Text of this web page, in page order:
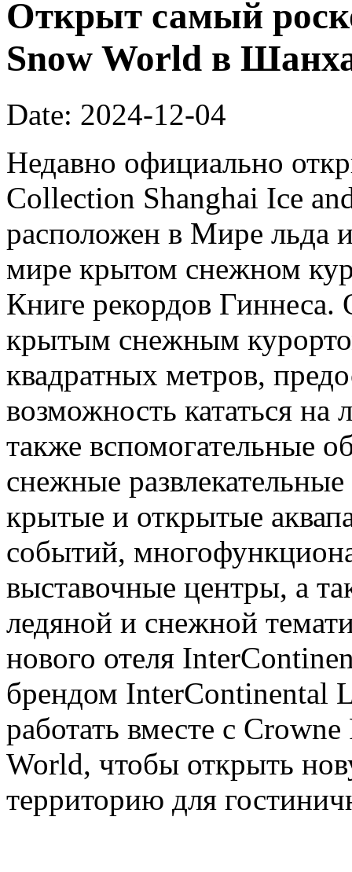
Открыт самый
Snow World в
Date: 2024-12-04
Недавно официально
Collection Shanghai Ice
расположен в Мире льда
мире крытом снежном
Книге рекордов
крытым снежным
квадратных метров,
возможность кататься на
также вспомогательные
снежные
крытые и открытые
событий,
выставочные центры, а
ледяной и снежной
нового отеля
брендом InterContinental
работать вместе с
World, чтобы открыть
территорию для